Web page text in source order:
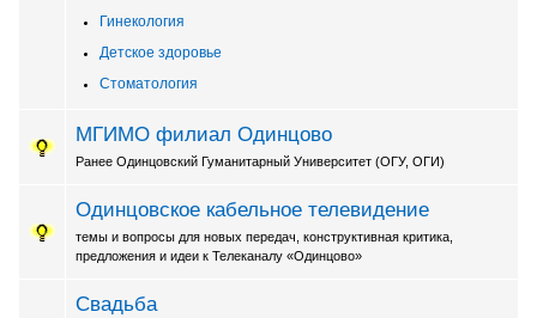
Гинекология
Детское здоровье
Стоматология
МГИМО филиал Одинцово
Ранее Одинцовский Гуманитарный Университет (ОГУ, ОГИ)
Одинцовское кабельное телевидение
темы и вопросы для новых передач, конструктивная критика,
предложения и идеи к Телеканалу «Одинцово»
Свадьба